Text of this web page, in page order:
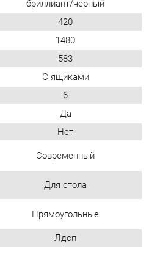
6
Да
Нет
Современный
Для стола
Прямоугольные
Лдсп
первым своим мнением.
ОТЗЫВ